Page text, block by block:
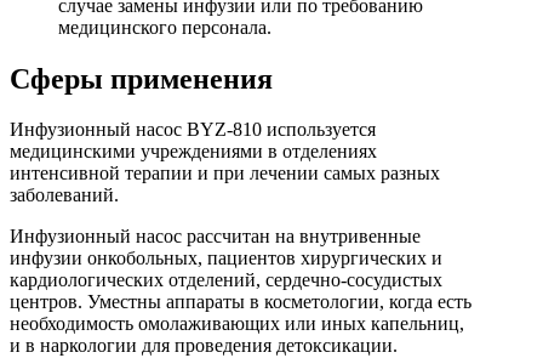
случае замены инфузии или по требованию
медицинского персонала.
Сферы применения
Инфузионный насос BYZ-810 используется
медицинскими учреждениями в отделениях
интенсивной терапии и при лечении самых разных
заболеваний.
Инфузионный насос рассчитан на внутривенные
инфузии онкобольных, пациентов хирургических и
кардиологических отделений, сердечно-сосудистых
центров. Уместны аппараты в косметологии, когда есть
необходимость омолаживающих или иных капельниц,
и в наркологии для проведения детоксикации.